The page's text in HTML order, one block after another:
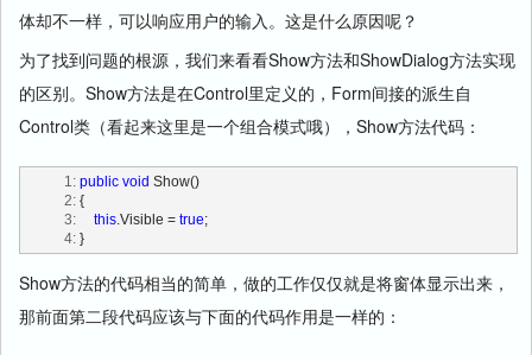
体却不一样，可以响应用户的输入。这是什么原因呢？
为了找到问题的根源，我们来看看Show方法和ShowDialog方法实现
的区别。Show方法是在Control里定义的，Form间接的派生自
Control类（看起来这里是一个组合模式哦），Show方法代码：
   1:
public void Show()
   2:
{
   3:
this.Visible = true;
   4:
}
Show方法的代码相当的简单，做的工作仅仅就是将窗体显示出来，
那前面第二段代码应该与下面的代码作用是一样的：